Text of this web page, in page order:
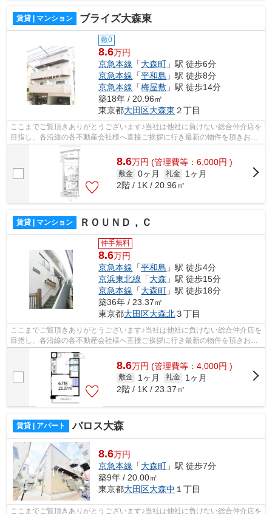
賃貸 | マンション ブライズ大森東
敷0
8.6万円
京急本線 「大森町 」駅 徒歩6分
京急本線 「平和島 」駅 徒歩8分
京急本線 「梅屋敷 」駅 徒歩14分
築18年 / 20.96㎡
東京都大田区大森東 ２丁目
ここまでご覧頂きありがとうございます♪当社は他社に負けない総合仲介店を
目指し、各沿線の各不動産会社様へ直接ご挨拶に行き最新の物件を頂きお客
様へ提供しております！最新の情報は...
8.6万円 (管理費等：6,000円 )
敷金 0ヶ月 礼金
1ヶ月
2階 / 1K / 20.96㎡
賃貸 | マンション ＲＯＵＮＤ，Ｃ
仲手無料
8.6万円
京急本線 「平和島 」駅 徒歩4分
京浜東北線 「大森 」駅 徒歩15分
京急本線 「大森町 」駅 徒歩18分
築36年 / 23.37㎡
東京都大田区大森北３丁目
ここまでご覧頂きありがとうございます♪当社は他社に負けない総合仲介店を
目指し、各沿線の各不動産会社様へ直接ご挨拶に行き最新の物件を頂きお客
様へ提供しております！最新の情報は...
8.6万円 (管理費等：4,000円 )
敷金 1ヶ月 礼金
1ヶ月
2階 / 1K / 23.37㎡
賃貸 | アパート バロス大森
8.6万円
京急本線 「大森町 」駅 徒歩7分
築9年 / 20.00㎡
東京都大田区大森中 １丁目
ここまでご覧頂きありがとうございます♪当社は他社に負けない総合仲介店を